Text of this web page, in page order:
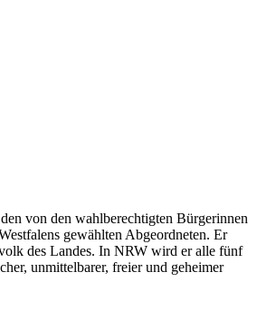
von den wahlberechtigten Bürgerinnen
gewählten Abgeordneten. Er
des Landes. In NRW wird er alle fünf
unmittelbarer, freier und geheimer